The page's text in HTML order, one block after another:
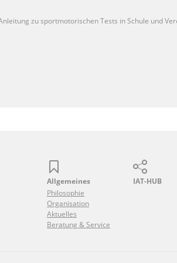
zu sportmotorischen Tests in Schule und
Allgemeines
Philosophie
Organisation
Aktuelles
Beratung & Service
IAT-HUB